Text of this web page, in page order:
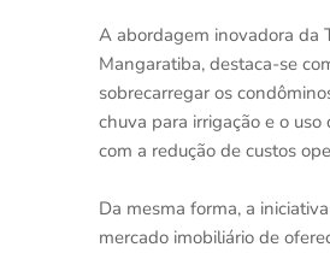
A abordagem inovadora da
Mangaratiba, destaca-se
sobrecarregar os
chuva para irrigação e o
com a redução de custos
Da mesma forma, a
mercado imobiliário de